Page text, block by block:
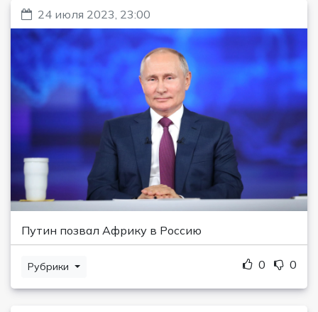
24 июля 2023, 23:00
Путин позвал Африку в Россию
Рубрики 0 0